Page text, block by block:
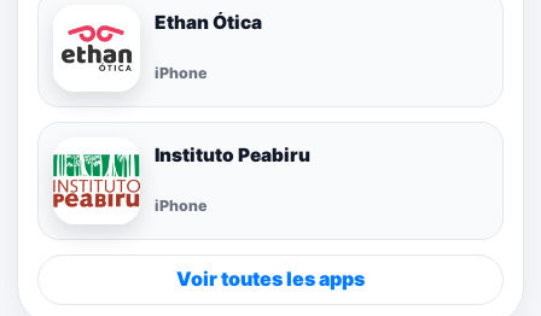
Ethan Ótica
iPhone
Instituto Peabiru
iPhone
Voir toutes les apps